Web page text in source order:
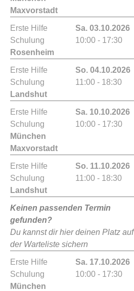
Maxvorstadt
Erste Hilfe
Schulung
Rosenheim
Sa. 03.10.2026
10:00 - 17:30
Erste Hilfe
Schulung
Landshut
So. 04.10.2026
11:00 - 18:30
Erste Hilfe
Schulung
München
Maxvorstadt
Sa. 10.10.2026
10:00 - 17:30
Erste Hilfe
Schulung
Landshut
So. 11.10.2026
11:00 - 18:30
Keinen passenden Termin
gefunden?
Du kannst dir hier deinen Platz auf
der Warteliste sichern
Erste Hilfe
Schulung
München
Sa. 17.10.2026
10:00 - 17:30